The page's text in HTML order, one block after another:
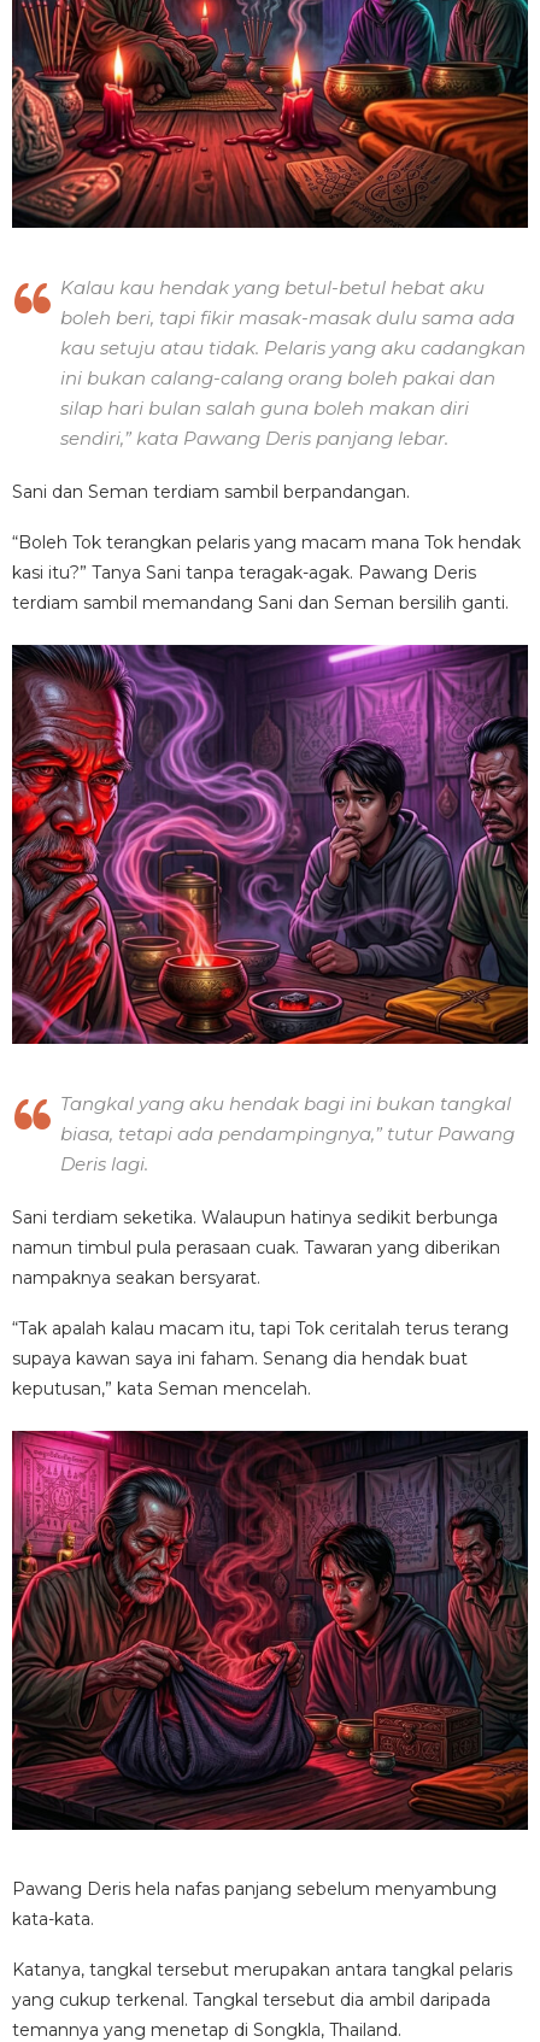
Kalau kau hendak yang betul-betul hebat aku
boleh beri, tapi fikir masak-masak dulu sama ada
kau setuju atau tidak. Pelaris yang aku cadangkan
ini bukan calang-calang orang boleh pakai dan
silap hari bulan salah guna boleh makan diri
sendiri,” kata Pawang Deris panjang lebar.
Sani dan Seman terdiam sambil berpandangan.
“Boleh Tok terangkan pelaris yang macam mana Tok hendak
kasi itu?” Tanya Sani tanpa teragak-agak. Pawang Deris
terdiam sambil memandang Sani dan Seman bersilih ganti.
Tangkal yang aku hendak bagi ini bukan tangkal
biasa, tetapi ada pendam­pingnya,” tutur Pawang
Deris lagi.
Sani terdiam seketika. Walaupun hatinya sedikit berbunga
namun timbul pula perasaan cuak. Tawaran yang diberikan
nampaknya seakan bersyarat.
“Tak apalah kalau macam itu, tapi Tok ceritalah terus terang
supaya kawan saya ini faham. Senang dia hendak buat
keputusan,” kata Seman mencelah.
Pawang Deris hela nafas panjang sebelum menyambung
kata-kata.
Katanya, tangkal tersebut merupakan antara tangkal pelaris
yang cukup terkenal. Tangkal tersebut dia ambil daripada
temannya yang menetap di Songkla, Thailand.